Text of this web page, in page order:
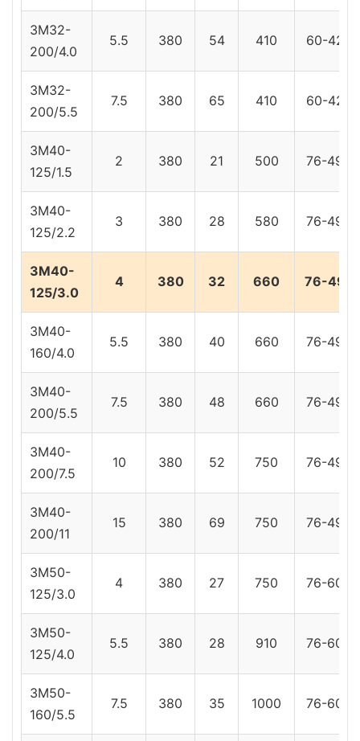
3M32-
200/4.0
5.5 380 54 410 60-42
3M32-
200/5.5
7.5 380 65 410 60-42
3M40-
125/1.5
2 380 21 500 76-49
3M40-
125/2.2
3 380 28 580 76-49
3M40-
125/3.0
4 380 32 660 76-49
3M40-
160/4.0
5.5 380 40 660 76-49
3M40-
200/5.5
7.5 380 48 660 76-49
3M40-
200/7.5
10 380 52 750 76-49
3M40-
200/11
15 380 69 750 76-49
3M50-
125/3.0
4 380 27 750 76-60
3M50-
125/4.0
5.5 380 28 910 76-60
3M50-
160/5.5
7.5 380 35 1000 76-60